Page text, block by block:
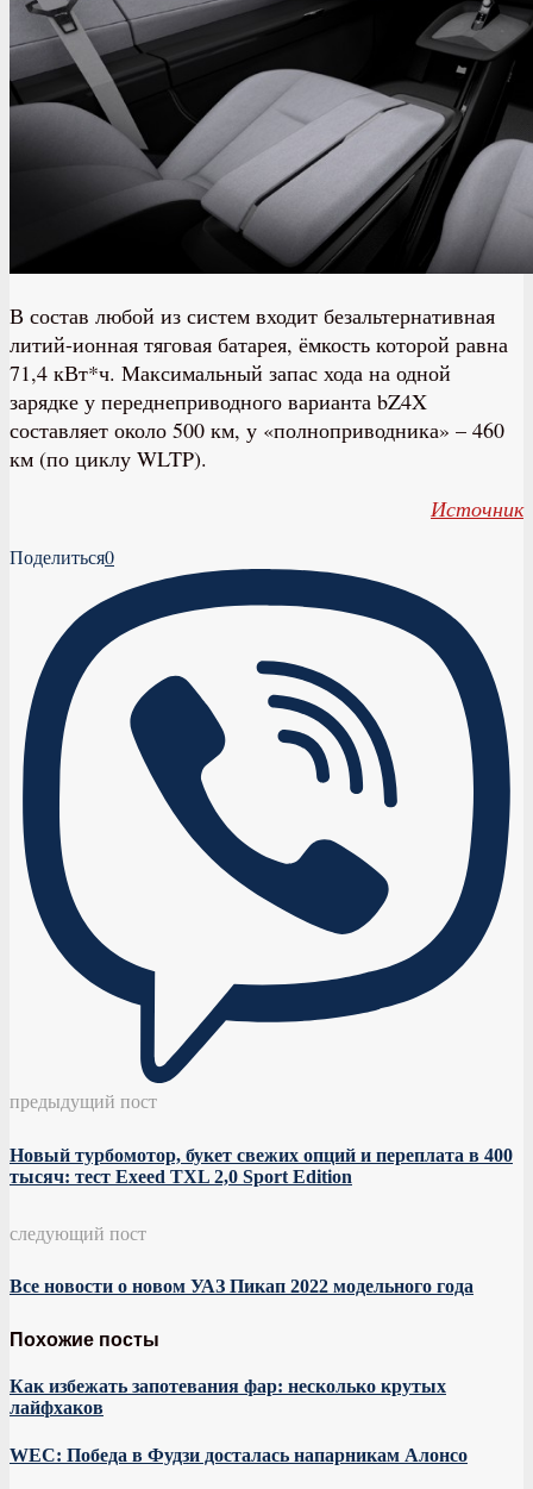
В состав любой из систем входит безальтернативная
литий-ионная тяговая батарея, ёмкость которой равна
71,4 кВт*ч. Максимальный запас хода на одной
зарядке у переднеприводного варианта bZ4X
составляет около 500 км, у «полноприводника» – 460
км (по циклу WLTP).
Источник
Поделиться0
предыдущий пост
Новый турбомотор, букет свежих опций и переплата в 400
тысяч: тест Exeed TXL 2,0 Sport Edition
следующий пост
Все новости о новом УАЗ Пикап 2022 модельного года
Похожие посты
Как избежать запотевания фар: несколько крутых
лайфхаков
WEC: Победа в Фудзи досталась напарникам Алонсо